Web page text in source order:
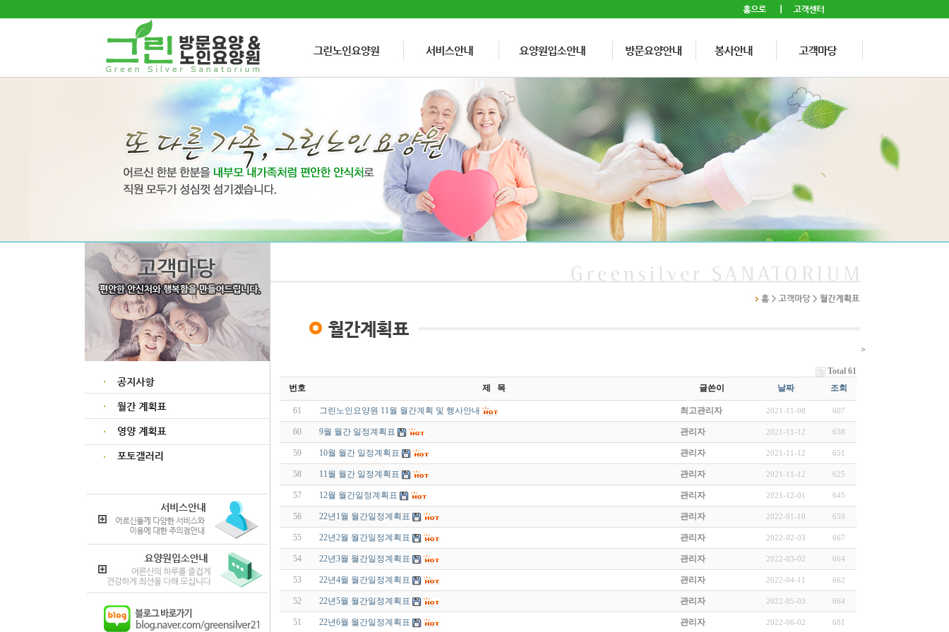
>
Total 61
번호
제 목 글쓴이 날짜 조회
61 그린노인요양원 11월 월간계획 및 행사안내 최고관리자 2021-11-08 607
60 9월 월간 일정계획표 관리자 2021-11-12 638
59 10월 월간 일정계획표 관리자 2021-11-12 651
58 11월 월간 일정계획표 관리자 2021-11-12 625
57 12월 월간일정계획표 관리자 2021-12-01 645
56 22년1월 월간일정계획표 관리자 2022-01-10 659
55 22년2월 월간일정계획표 관리자 2022-02-03 667
54 22년3월 월간일정계획표 관리자 2022-03-02 664
53 22년4월 월간일정계획표 관리자 2022-04-11 662
52 22년5월 월간일정계획표 관리자 2022-05-03 664
51 22년6월 월간일정계획표 관리자 2022-06-02 681